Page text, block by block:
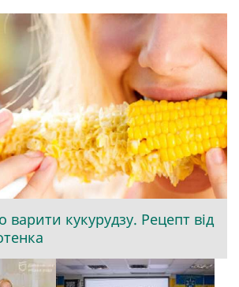
варити кукурудзу. Рецепт від